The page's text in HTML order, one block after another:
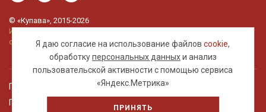
Я даю согласие на использование файловcookie,
обработкуперсональных данныхи анализ
пользовательской активности с помощью сервиса
«Яндекс.Метрика»
ПРИНЯТЬ
© «Купава», 2015-2026
Информация на сайте не является публичной
офертой.
Правовая информация
Политика обработки персональных данных